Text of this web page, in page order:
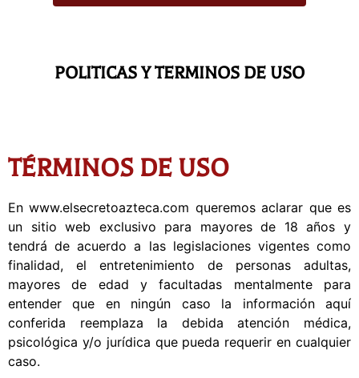
POLITICAS Y TERMINOS DE USO
TÉRMINOS DE USO
En www.elsecretoazteca.com queremos aclarar que es
un sitio web exclusivo para mayores de 18 años y
tendrá de acuerdo a las legislaciones vigentes como
finalidad, el entretenimiento de personas adultas,
mayores de edad y facultadas mentalmente para
entender que en ningún caso la información aquí
conferida reemplaza la debida atención médica,
psicológica y/o jurídica que pueda requerir en cualquier
caso.